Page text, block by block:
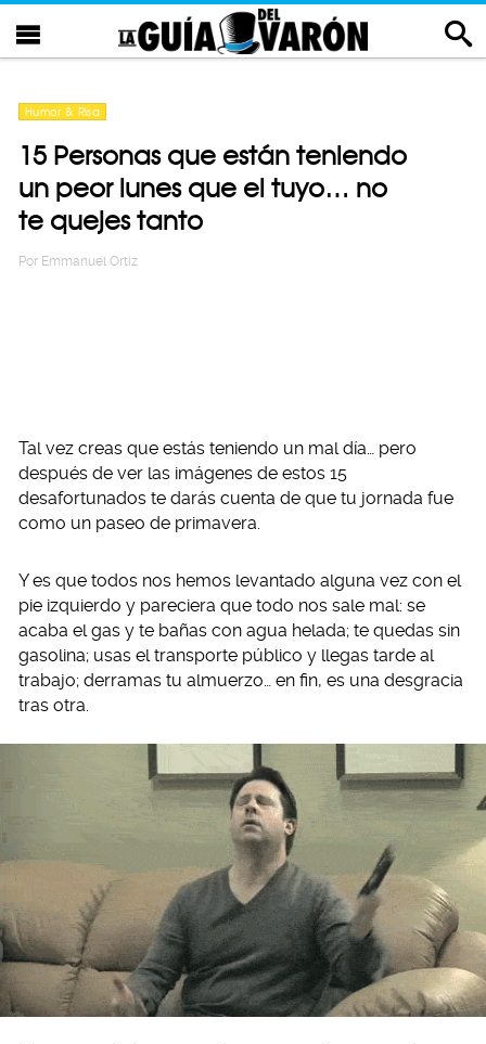
Humor & Risa
15 Personas que están teniendo
un peor lunes que el tuyo… no
te quejes tanto
Por Emmanuel Ortiz
Tal vez creas que estás teniendo un mal día… pero
después de ver las imágenes de estos 15
desafortunados te darás cuenta de que tu jornada fue
como un paseo de primavera.
Y es que todos nos hemos levantado alguna vez con el
pie izquierdo y pareciera que todo nos sale mal: se
acaba el gas y te bañas con agua helada; te quedas sin
gasolina; usas el transporte público y llegas tarde al
trabajo; derramas tu almuerzo… en fin, es una desgracia
tras otra.